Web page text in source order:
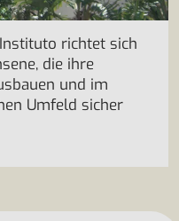
richtet sich
die ihre
und im
Umfeld sicher